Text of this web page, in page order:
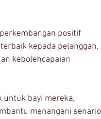
positif
kepada pelanggan,
kebolehcapaian
untuk bayi mereka,
menangani senario